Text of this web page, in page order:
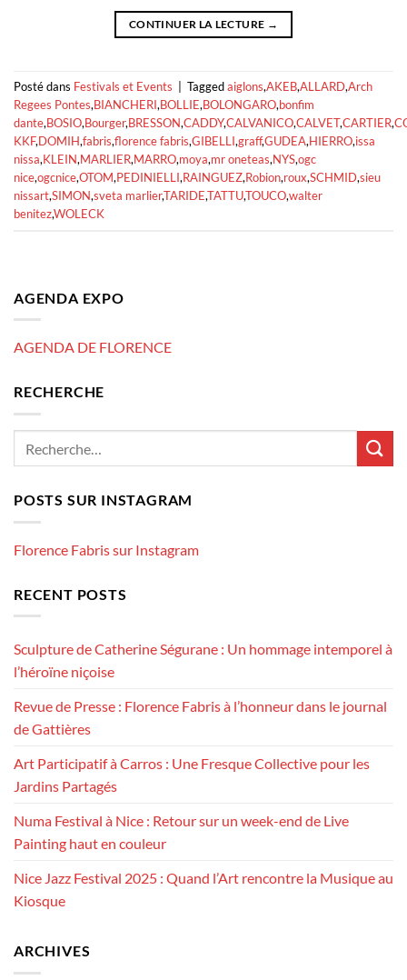
CONTINUER LA LECTURE →
Posté dans Festivals et Events Taggedaiglons,AKEB,ALLARD,Arch
Regees Pontes,BIANCHERI,BOLLIE,BOLONGARO,bonfim
dante,BOSIO,Bourger,BRESSON,CADDY,CALVANICO,CALVET,CARTIER,
KKF,DOMIH,fabris,florence fabris,GIBELLI,graff,GUDEA,HIERRO,issa
nissa,KLEIN,MARLIER,MARRO,moya,mr oneteas,NYS,ogc
nice,ogcnice,OTOM,PEDINIELLI,RAINGUEZ,Robion,roux,SCHMID,sieu
nissart,SIMON,sveta marlier,TARIDE,TATTU,TOUCO,walter
benitez,WOLECK
AGENDA EXPO
AGENDA DE FLORENCE
RECHERCHE
POSTS SUR INSTAGRAM
Florence Fabris sur Instagram
RECENT POSTS
Sculpture de Catherine Ségurane : Un hommage intemporel à
l’héroïne niçoise
Revue de Presse : Florence Fabris à l’honneur dans le journal
de Gattières
Art Participatif à Carros : Une Fresque Collective pour les
Jardins Partagés
Numa Festival à Nice : Retour sur un week-end de Live
Painting haut en couleur
Nice Jazz Festival 2025 : Quand l’Art rencontre la Musique au
Kiosque
ARCHIVES